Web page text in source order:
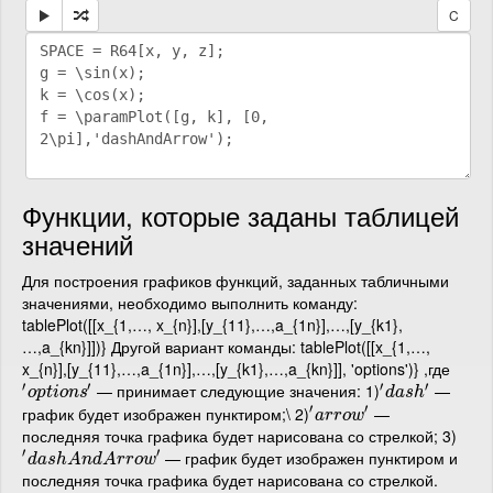
C
Функции, которые заданы таблицей
значений
Для построения графиков функций, заданных табличными
значениями, необходимо выполнить команду:
tablePlot([[x_{1,…, x_{n}],[y_{11},…,a_{1n}],…,[y_{k1},
…,a_{kn}]])} Другой вариант команды: tablePlot([[x_{1,…,
x_{n}],[y_{11},…,a_{1n}],…,[y_{k1},…,a_{kn}]], 'options')} ,где
′options′
′options′ — принимает следующие значения: 1)′dash′
′dash′
—
график будет изображен пунктиром;\ 2)′arrow′
′arrow′
—
последняя точка графика будет нарисована со стрелкой; 3)
′dashAndArrow′
′dashAndArrow′
— график будет изображен пунктиром и
последняя точка графика будет нарисована со стрелкой.